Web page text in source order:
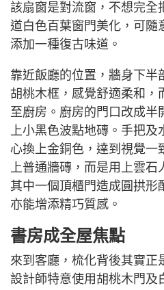
該扇窗是對流窗，不想完全
道白色百葉窗門美化，可隨
添加一種復古味道。
靠近飯廳的位置，牆身下半
胡桃木框，感覺舒適柔和，
至廚房。廚房的門口改成半
上小黑色波點地磚。手把及
心換上金銅色，達到視覺一
上普通牆磚，而是用上雲石
其中一個頂櫃門造成圓拱形
亦能增添精巧質感。
書房成全屋焦點
來到客廳，梳化背後其實正
設計師特意使用胡桃木門及